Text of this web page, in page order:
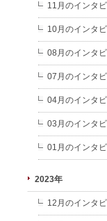
11月のインタ
10月のインタ
08月のインタ
07月のインタ
04月のインタ
03月のインタ
01月のインタ
2023年
12月のインタ